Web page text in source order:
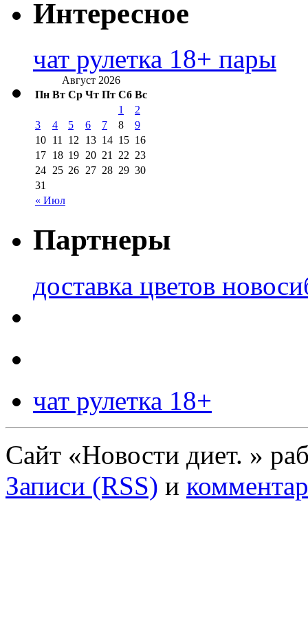
Интересное
чат рулетка 18+ пары
Август 2026
Пн Вт Ср Чт Пт Сб Вс
« Июл
1
2
3
4 5 6 7 8
9
10 11 12 13 14 15 16
17 18 19 20 21 22 23
24 25 26 27 28 29 30
31
Партнеры
доставка цветов
чат рулетка 18+
Сайт «Новости диет. »
Записи (RSS) и